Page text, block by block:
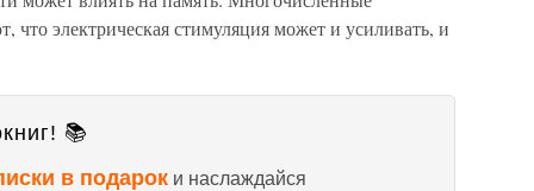
что электрическая стимуляция может и усиливать, и
📚
в подарок и наслаждайся